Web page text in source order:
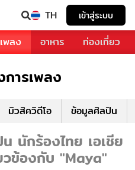
TH เข้าสู่ระบบ
พลง อาหาร ท่องเที่ยว
การเพลง
มิวสิควิดีโอ ข้อมูลศิลปิน
นักร้องไทย เอเชีย
วข้องกับ "Maya"